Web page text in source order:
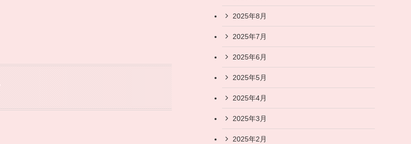
2025年8月
2025年7月
2025年6月
2025年5月
2025年4月
2025年3月
2025年2月